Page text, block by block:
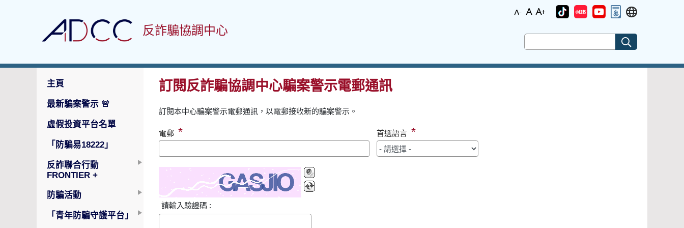
反詐騙協調中心
主頁
最新騙案警示 🚨
虛假投資平台名單
「防騙易18222」
反詐聯合行動
FRONTIER +
防騙活動
「青年防騙守護平台」
訂閱反詐騙協調中心騙案警示電郵通訊
訂閱本中心騙案警示電郵通訊，以電郵接收新的騙案警示。
電郵 * 首選語言 *
請輸入驗證碼 :